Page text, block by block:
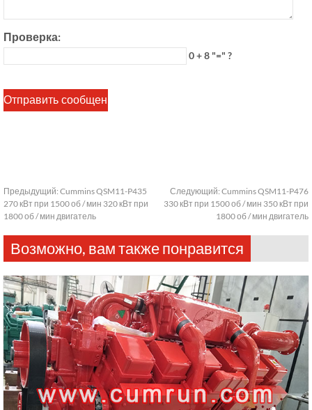
Проверка:
0 + 8 "=" ?
Предыдущий: Cummins QSM11-P435
270 кВт при 1500 об / мин 320 кВт при
1800 об / мин двигатель
Следующий: Cummins QSM11-P476
330 кВт при 1500 об / мин 350 кВт при
1800 об / мин двигатель
Возможно, вам также понравится